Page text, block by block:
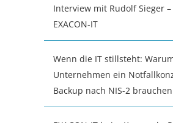
Interview mit Rudolf Sieger –
EXACON-IT
Wenn die IT stillsteht:
Unternehmen ein
Backup nach NIS-2 brauchen